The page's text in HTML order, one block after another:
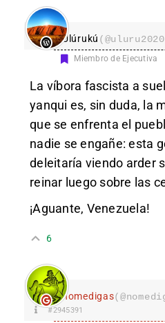
Ulúrukú
Miembro de Ejecutiva
La víbora fascista a
yanqui es, sin duda, la
que se enfrenta el
nadie se engañe: esta
deleitaría viendo arder
reinar luego sobre las
¡Aguante, Venezuela!
6
nomedigas
#2945391